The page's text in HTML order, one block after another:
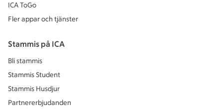
ICA ToGo
Fler appar och tjänster
Stammis på ICA
Bli stammis
Stammis Student
Stammis Husdjur
Partnererbjudanden